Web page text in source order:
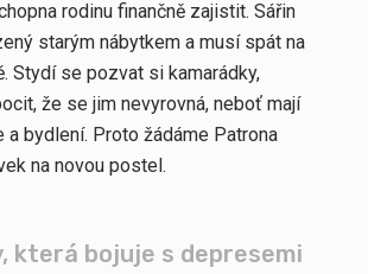
rodinu finančně zajistit. Sářin
starým nábytkem a musí spát na
Stydí se pozvat si kamarádky,
že se jim nevyrovná, neboť mají
a bydlení. Proto žádáme Patrona
na novou postel.
která bojuje s depresemi